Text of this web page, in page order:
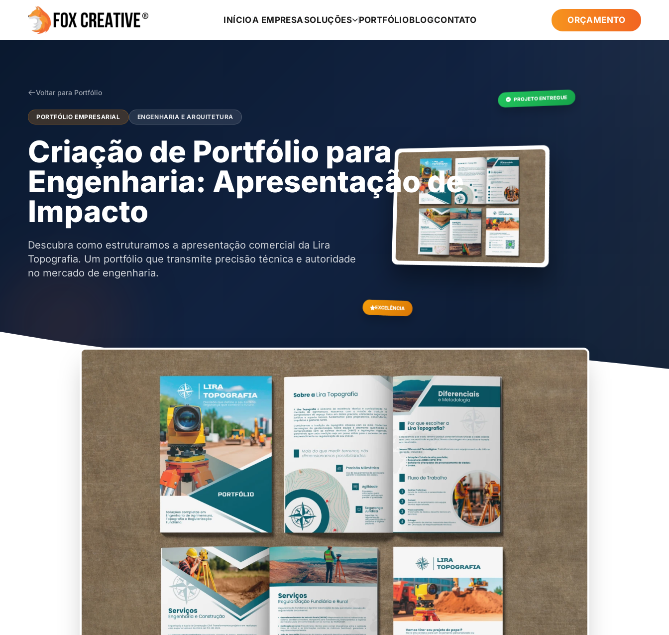
INÍCIOA EMPRESASOLUÇÕES PORTFÓLIOBLOGCONTATO ORÇAMENTO
Voltar para Portfólio
PORTFÓLIO EMPRESARIAL ENGENHARIA E ARQUITETURA
Criação de Portfólio para
Engenharia: Apresentação de
Impacto
Descubra como estruturamos a apresentação comercial da Lira
Topografia. Um portfólio que transmite precisão técnica e autoridade
no mercado de engenharia.
PROJETO ENTREGUE
EXCELÊNCIA